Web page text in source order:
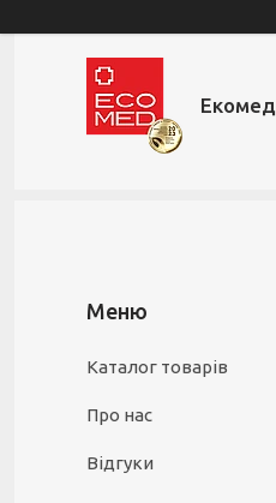
Екомед
Каталог товарів
Про нас
Відгуки